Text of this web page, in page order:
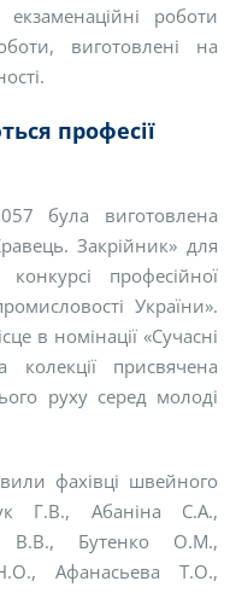
роботи
виготовлені на
професії
була виготовлена
Закрійник» для
професійної
України».
в номінації «Сучасні
колекції присвячена
руху серед молоді
фахівці швейного
Г.В., Абаніна С.А.,
В.В., Бутенко О.М.,
Афанасьева Т.О.,